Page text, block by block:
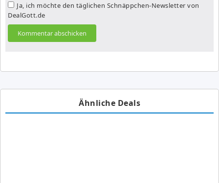
Ja, ich möchte den täglichen Schnäppchen-Newsletter von
DealGott.de
Ähnliche Deals